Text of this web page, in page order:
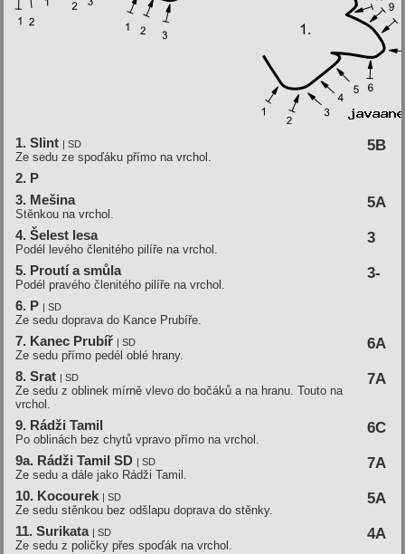
1. Slint | SD 5B
Ze sedu ze spoďáku přímo na vrchol.
2. P
3. Mešina
5A
Stěnkou na vrchol.
4. Šelest lesa 3
Podél levého členitého pilíře na vrchol.
5. Proutí a smůla 3-
Podél pravého členitého pilíře na vrchol.
6. P | SD
Ze sedu doprava do Kance Prubíře.
7. Kanec Prubíř | SD 6A
Ze sedu přímo pedél oblé hrany.
8. Srat | SD 7A
Ze sedu z oblinek mírně vlevo do bočáků a na hranu. Touto na
vrchol.
9. Rádži Tamil 6C
Po oblinách bez chytů vpravo přímo na vrchol.
9a. Rádži Tamil SD | SD 7A
Ze sedu a dále jako Rádži Tamil.
10. Kocourek | SD 5A
Ze sedu stěnkou bez odšlapu doprava do stěnky.
11. Surikata | SD 4A
Ze sedu z poličky přes spoďák na vrchol.